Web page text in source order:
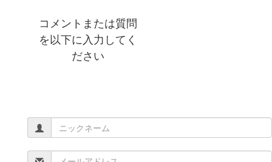
コメントまたは質問
を以下に入力してく
ださい